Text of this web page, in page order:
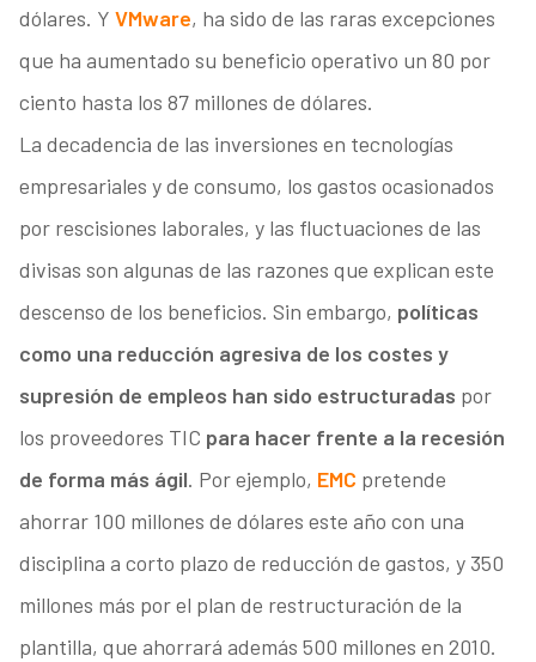
dólares. Y VMware, ha sido de las raras excepciones
que ha aumentado su beneficio operativo un 80 por
ciento hasta los 87 millones de dólares.
La decadencia de las inversiones en tecnologías
empresariales y de consumo, los gastos ocasionados
por rescisiones laborales, y las fluctuaciones de las
divisas son algunas de las razones que explican este
descenso de los beneficios. Sin embargo, políticas
como una reducción agresiva de los costes y
supresión de empleos han sido estructuradas por
los proveedores TIC para hacer frente a la recesión
de forma más ágil. Por ejemplo, EMC pretende
ahorrar 100 millones de dólares este año con una
disciplina a corto plazo de reducción de gastos, y 350
millones más por el plan de restructuración de la
plantilla, que ahorrará además 500 millones en 2010.